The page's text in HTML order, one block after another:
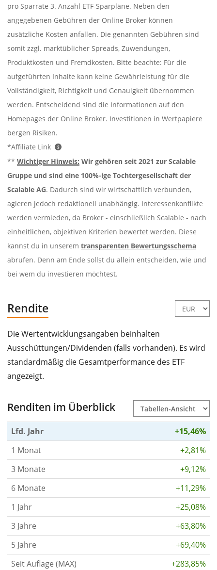
pro Sparrate 3. Anzahl ETF-Sparpläne. Neben den
angegebenen Gebühren der Online Broker können
zusätzliche Kosten anfallen. Die genannten Gebühren sind
somit zzgl. marktüblicher Spreads, Zuwendungen,
Produktkosten und Fremdkosten. Bitte beachte: Für die
aufgeführten Inhalte kann keine Gewährleistung für die
Vollständigkeit, Richtigkeit und Genauigkeit übernommen
werden. Entscheidend sind die Informationen auf den
Homepages der Online Broker. Investitionen in Wertpapiere
bergen Risiken.
*Affiliate Link
** Wichtiger Hinweis: Wir gehören seit 2021 zur Scalable
Gruppe und sind eine 100%-ige Tochtergesellschaft der
Scalable AG. Dadurch sind wir wirtschaftlich verbunden,
agieren jedoch redaktionell unabhängig. Interessenkonflikte
werden vermieden, da Broker - einschließlich Scalable - nach
einheitlichen, objektiven Kriterien bewertet werden. Diese
kannst du in unserem transparenten Bewertungsschema
abrufen. Denn am Ende sollst du allein entscheiden, wie und
bei wem du investieren möchtest.
Rendite
Die Wertentwicklungsangaben beinhalten
Ausschüttungen/Dividenden (falls vorhanden). Es wird
standardmäßig die Gesamtperformance des ETF
angezeigt.
Renditen im Überblick
Lfd. Jahr
+15,46%
1 Monat
+2,81%
3 Monate
+9,12%
6 Monate
+11,29%
1 Jahr
+25,08%
3 Jahre
+63,80%
5 Jahre
+69,40%
Seit Auflage (MAX)
+283,85%